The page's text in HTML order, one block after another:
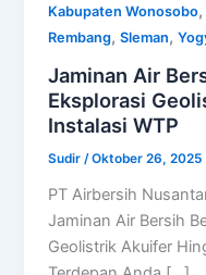
Kabupaten Wonosobo,
Rembang,Sleman,
Jaminan Air
Eksplorasi
Instalasi WTP
Sudir /Oktober 26, 2025
PT Airbersih
Jaminan Air Bersih
Geolistrik Akuifer